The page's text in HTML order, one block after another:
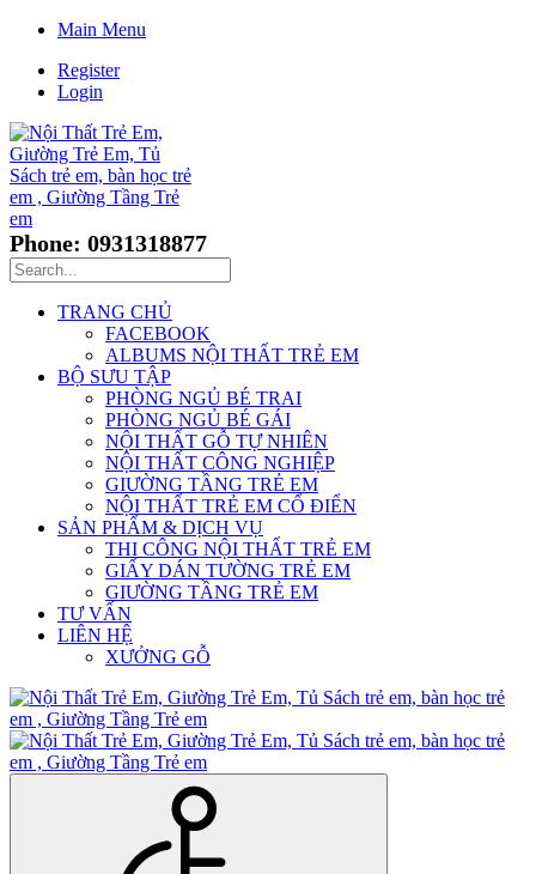
Main Menu
Register
Login
Phone: 0931318877
TRANG CHỦ
FACEBOOK
ALBUMS NỘI THẤT TRẺ EM
BỘ SƯU TẬP
PHÒNG NGỦ BÉ TRAI
PHÒNG NGỦ BÉ GÁI
NỘI THẤT GỖ TỰ NHIÊN
NỘI THẤT CÔNG NGHIỆP
GIƯỜNG TẦNG TRẺ EM
NỘI THẤT TRẺ EM CỔ ĐIỂN
SẢN PHẨM & DỊCH VỤ
THI CÔNG NỘI THẤT TRẺ EM
GIẤY DÁN TƯỜNG TRẺ EM
GIƯỜNG TẦNG TRẺ EM
TƯ VẤN
LIÊN HỆ
XƯỞNG GỖ